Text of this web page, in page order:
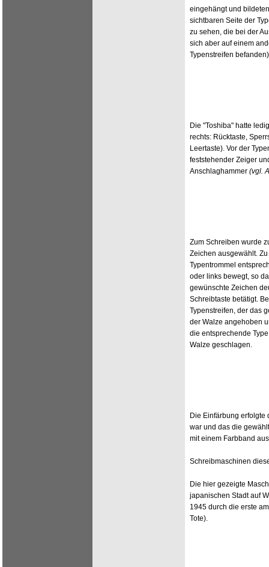
eingehängt und
sichtbaren Seite der
zu sehen, die bei der
sich aber auf einem
Typenstreifen
Die "Toshiba" hatte
rechts: Rücktaste,
Leertaste). Vor der
feststehender Zeiger
Anschlaghammer (vgl.
Zum Schreiben wurde
Zeichen ausgewählt.
Typentrommel
oder links bewegt, so
gewünschte Zeichen
Schreibtaste betätigt.
Typenstreifen, der das
der Walze angehoben
die entsprechende
Walze geschlagen.
Die Einfärbung erfolgte
war und das die
mit einem Farbband
Schreibmaschinen
Die hier gezeigte
japanischen Stadt auf
1945 durch die erste
Tote).